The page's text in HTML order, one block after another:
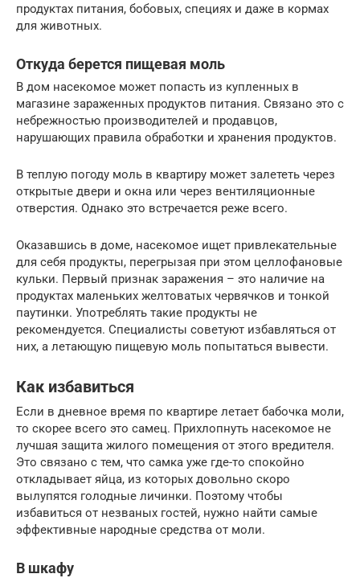
продуктах питания, бобовых, специях и даже в кормах
для животных.
Откуда берется пищевая моль
В дом насекомое может попасть из купленных в
магазине зараженных продуктов питания. Связано это с
небрежностью производителей и продавцов,
нарушающих правила обработки и хранения продуктов.
В теплую погоду моль в квартиру может залететь через
открытые двери и окна или через вентиляционные
отверстия. Однако это встречается реже всего.
Оказавшись в доме, насекомое ищет привлекательные
для себя продукты, перегрызая при этом целлофановые
кульки. Первый признак заражения – это наличие на
продуктах маленьких желтоватых червячков и тонкой
паутинки. Употреблять такие продукты не
рекомендуется. Специалисты советуют избавляться от
них, а летающую пищевую моль попытаться вывести.
Как избавиться
Если в дневное время по квартире летает бабочка моли,
то скорее всего это самец. Прихлопнуть насекомое не
лучшая защита жилого помещения от этого вредителя.
Это связано с тем, что самка уже где-то спокойно
откладывает яйца, из которых довольно скоро
вылупятся голодные личинки. Поэтому чтобы
избавиться от незваных гостей, нужно найти самые
эффективные народные средства от моли.
В шкафу